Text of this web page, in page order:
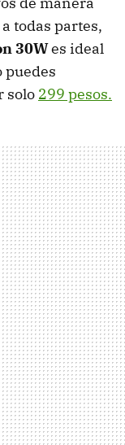
todas partes,
30Wes ideal
puedes
solo 299 pesos.